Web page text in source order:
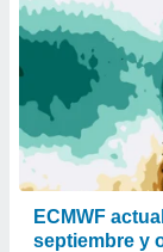
ECMWF
septiembre y